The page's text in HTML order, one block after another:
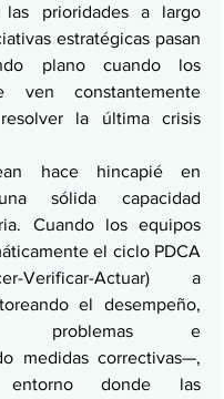
las prioridades a largo
estratégicas pasan
plano cuando los
ven constantemente
la última crisis
hace hincapié en
sólida capacidad
Cuando los equipos
el ciclo PDCA
Verificar-Actuar) a
el desempeño,
problemas e
medidas correctivas—,
donde las